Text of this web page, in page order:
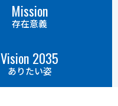
Mission
存在意義
Vision 2035
ありたい姿